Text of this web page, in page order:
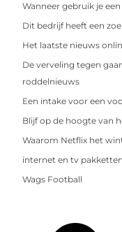
Wanneer gebruik je
Dit bedrijf heeft een
Het laatste nieuws
De verveling tegen
roddelnieuws
Een intake voor een
Blijf op de hoogte van
Waarom Netflix het
internet en tv
Wags Football